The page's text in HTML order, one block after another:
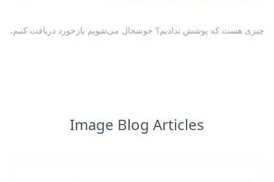
چیزی هست که پوشش ندادیم؟ خوشحال می‌شویم بازخورد دریافت کنیم.
Image Blog Articles